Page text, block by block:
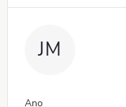
JM
Ano